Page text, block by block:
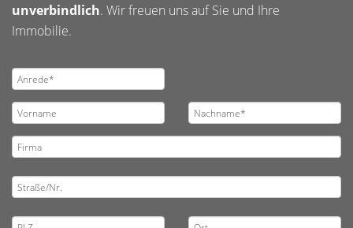
unverbindlich. Wir freuen uns auf Sie und Ihre
Immobilie.